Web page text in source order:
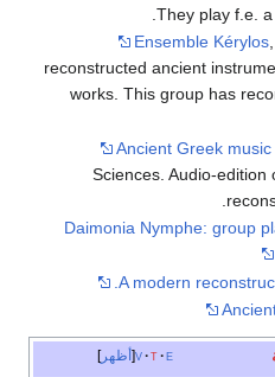
They play f.e.
Ensemble Kérylos
reconstructed ancient
works. This group has
Ancient Greek music
Sciences. Audio-
Daimonia Nymphe: group
A modern
أظهر v t e